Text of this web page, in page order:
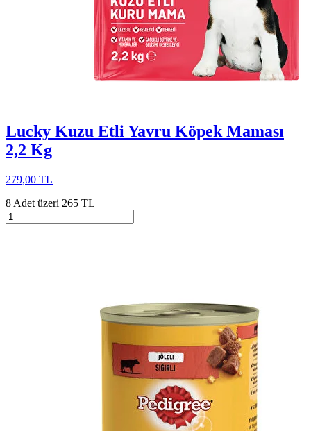
Lucky Kuzu Etli Yavru Köpek Maması
2,2 Kg
279,00 TL
8 Adet üzeri 265 TL